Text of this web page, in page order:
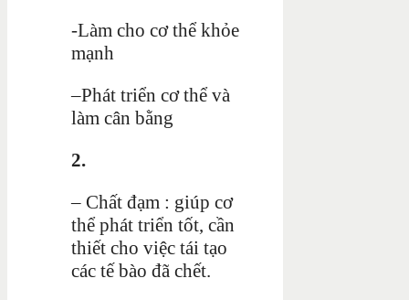
-Làm cho cơ thể khỏe
mạnh
–Phát triển cơ thể và
làm cân bằng
2.
– Chất đạm : giúp cơ
thể phát triển tốt, cần
thiết cho việc tái tạo
các tế bào đã chết.